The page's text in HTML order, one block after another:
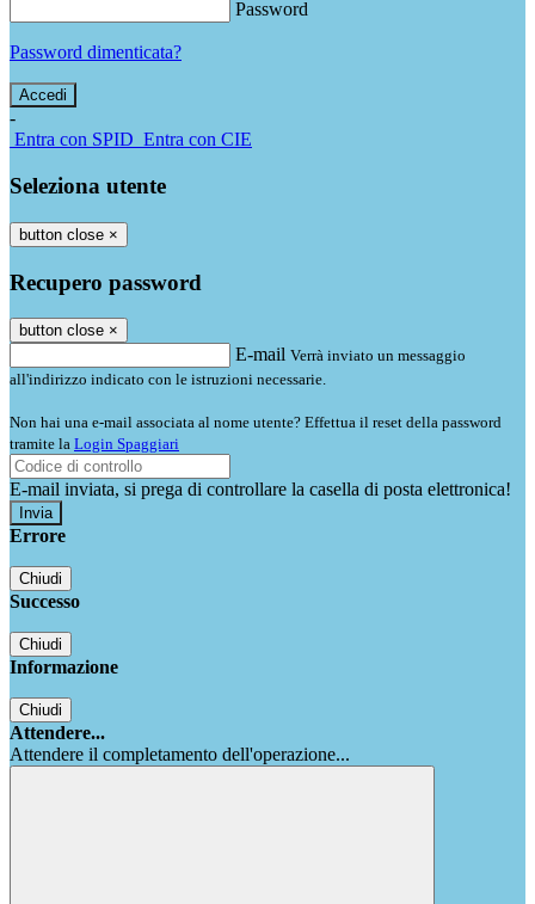
Password
Password dimenticata?
-
Entra con SPID Entra con CIE
Seleziona utente
button close ×
Recupero password
button close ×
E-mail Verrà inviato un messaggio
all'indirizzo indicato con le istruzioni necessarie.
Non hai una e-mail associata al nome utente? Effettua il reset della password
tramite la Login Spaggiari
E-mail inviata, si prega di controllare la casella di posta elettronica!
Errore
Chiudi
Successo
Chiudi
Informazione
Chiudi
Attendere...
Attendere il completamento dell'operazione...